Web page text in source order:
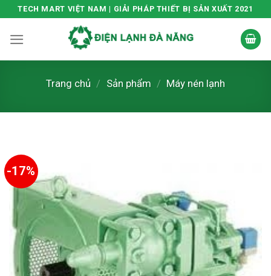
Skip
content
TECH MART VIỆT NAM | GIẢI PHÁP THIẾT BỊ SẢN XUẤT 2021
Trang chủ / Sản phẩm / Máy nén lạnh
-17%